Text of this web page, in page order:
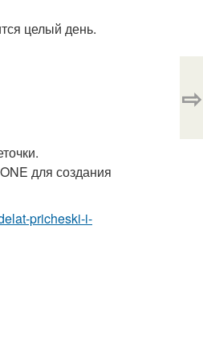
целый день.
для создания
pricheski-i-
⇨